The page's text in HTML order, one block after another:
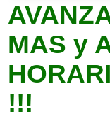
MAS y
!!!